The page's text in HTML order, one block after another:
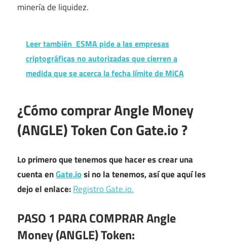
minería de liquidez.
Leer también ESMA pide a las empresas
criptográficas no autorizadas que cierren a
medida que se acerca la fecha límite de MiCA
¿Cómo comprar Angle Money
(ANGLE) TokenCon Gate.io?
Lo primero que tenemos que hacer es crear una
cuenta enGate.iosi no la tenemos, así que aquí les
dejo el enlace:Registro Gate.io.
PASO 1 PARA COMPRAR Angle
Money (ANGLE) Token: